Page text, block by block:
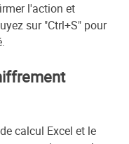
l'action et
sur "Ctrl+S" pour
calcul Excel et le